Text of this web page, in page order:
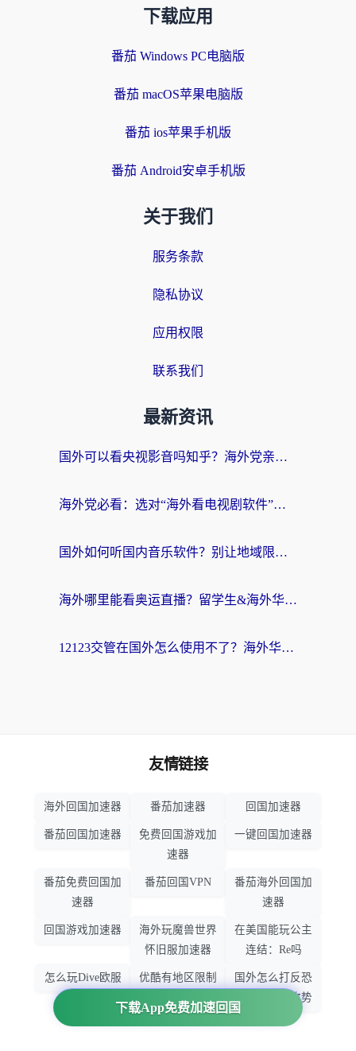
下载应用
番茄 Windows PC电脑版
番茄 macOS苹果电脑版
番茄 ios苹果手机版
番茄 Android安卓手机版
关于我们
服务条款
隐私协议
应用权限
联系我们
最新资讯
国外可以看央视影音吗知乎？海外党亲测有效的回国加速方案
海外党必看：选对“海外看电视剧软件”，再也不用愁国内剧刷不了
国外如何听国内音乐软件？别让地域限制，断了你的中文歌单
海外哪里能看奥运直播？留学生&海外华人必看的体育赛事观赛终极指南
12123交管在国外怎么使用不了？海外华人必看的无缝访问国内资源指南
下载App免费加速回国
友情链接
海外回国加速器 番茄加速器 回国加速器
番茄回国加速器
免费回国游戏加
速器
一键回国加速器
番茄免费回国加
速器
番茄回国VPN
番茄海外回国加
速器
回国游戏加速器
海外玩魔兽世界
怀旧服加速器
在美国能玩公主
连结：Re吗
怎么玩Dive欧服
优酷有地区限制
吗
国外怎么打反恐
精英：全球攻势